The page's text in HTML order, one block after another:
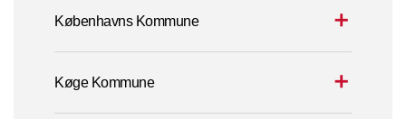
Københavns Kommune
Køge Kommune